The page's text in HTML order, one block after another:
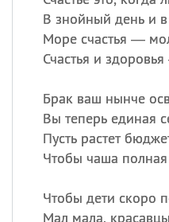
В знойный день и
Море счастья —
Счастья и
Брак ваш нынче
Вы теперь единая
Пусть растет
Чтобы чаша
Чтобы дети скоро
Мал мала,